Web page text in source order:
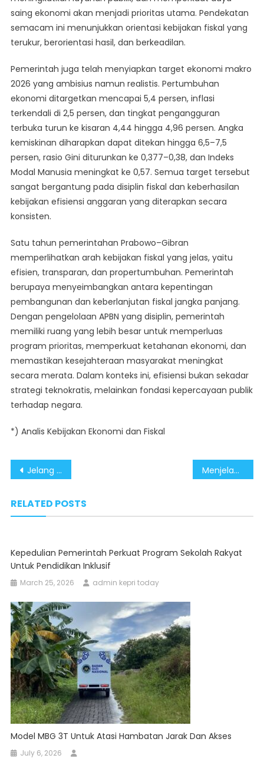
saing ekonomi akan menjadi prioritas utama. Pendekatan
semacam ini menunjukkan orientasi kebijakan fiskal yang
terukur, berorientasi hasil, dan berkeadilan.
Pemerintah juga telah menyiapkan target ekonomi makro
2026 yang ambisius namun realistis. Pertumbuhan
ekonomi ditargetkan mencapai 5,4 persen, inflasi
terkendali di 2,5 persen, dan tingkat pengangguran
terbuka turun ke kisaran 4,44 hingga 4,96 persen. Angka
kemiskinan diharapkan dapat ditekan hingga 6,5–7,5
persen, rasio Gini diturunkan ke 0,377–0,38, dan Indeks
Modal Manusia meningkat ke 0,57. Semua target tersebut
sangat bergantung pada disiplin fiskal dan keberhasilan
kebijakan efisiensi anggaran yang diterapkan secara
konsisten.
Satu tahun pemerintahan Prabowo–Gibran
memperlihatkan arah kebijakan fiskal yang jelas, yaitu
efisien, transparan, dan propertumbuhan. Pemerintah
berupaya menyeimbangkan antara kepentingan
pembangunan dan keberlanjutan fiskal jangka panjang.
Dengan pengelolaan APBN yang disiplin, pemerintah
memiliki ruang yang lebih besar untuk memperluas
program prioritas, memperkuat ketahanan ekonomi, dan
memastikan kesejahteraan masyarakat meningkat
secara merata. Dalam konteks ini, efisiensi bukan sekadar
strategi teknokratis, melainkan fondasi kepercayaan publik
terhadap negara.
*) Analis Kebijakan Ekonomi dan Fiskal
Post
Jelang Satu Tahun Prabowo-Gibran, Efisiensi Anggaran Jadi Terobosan Fiskal Pemerintahan Prabowo-Gibran Menjelang Setahun Pemerintahan Prabowo–Gibran, Efisiensi Anggaran Jadi Fondasi Stabilitas Ekonomi
RELATED POSTS
Kepedulian Pemerintah Perkuat Program Sekolah Rakyat
Untuk Pendidikan Inklusif
March 25, 2026 admin kepri today
Model MBG 3T Untuk Atasi Hambatan Jarak Dan Akses
July 6, 2026